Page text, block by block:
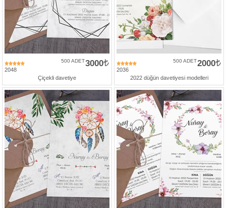
2048
3000
500 ADET
Çiçekli davetiye
2036
2000
500 ADET
2022 düğün davetiyesi modelleri